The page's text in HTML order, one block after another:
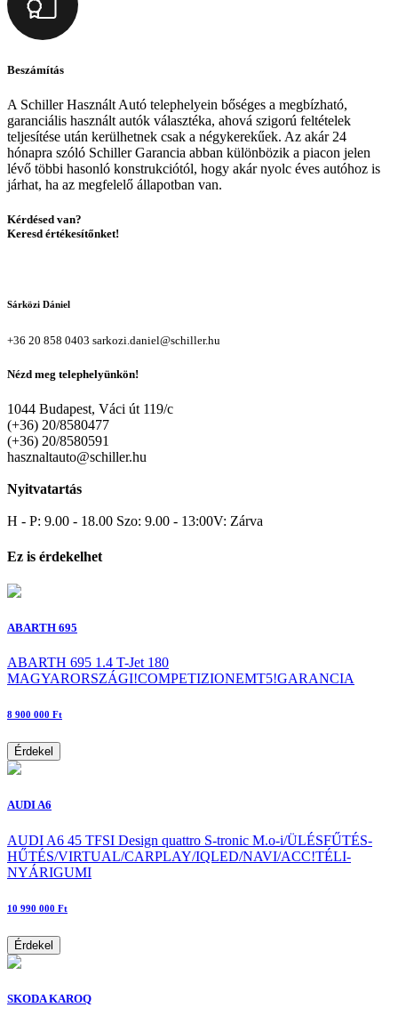
Beszámítás
A Schiller Használt Autó telephelyein bőséges a megbízható,
garanciális használt autók választéka, ahová szigorú feltételek
teljesítése után kerülhetnek csak a négykerekűek. Az akár 24
hónapra szóló Schiller Garancia abban különbözik a piacon jelen
lévő többi hasonló konstrukciótól, hogy akár nyolc éves autóhoz is
járhat, ha az megfelelő állapotban van.
Kérdésed van?
Keresd értékesítőnket!
Sárközi Dániel
+36 20 858 0403 sarkozi.daniel@schiller.hu
Nézd meg telephelyünkön!
1044 Budapest, Váci út 119/c
(+36) 20/8580477
(+36) 20/8580591
hasznaltauto@schiller.hu
Nyitvatartás
H - P: 9.00 - 18.00 Szo: 9.00 - 13:00V: Zárva
Ez is érdekelhet
ABARTH 695
ABARTH 695 1.4 T-Jet 180
MAGYARORSZÁGI!COMPETIZIONEMT5!GARANCIA
8 900 000 Ft
Érdekel
AUDI A6
AUDI A6 45 TFSI Design quattro S-tronic M.o-i/ÜLÉSFŰTÉS-
HŰTÉS/VIRTUAL/CARPLAY/IQLED/NAVI/ACC!TÉLI-
NYÁRIGUMI
10 990 000 Ft
Érdekel
SKODA KAROQ